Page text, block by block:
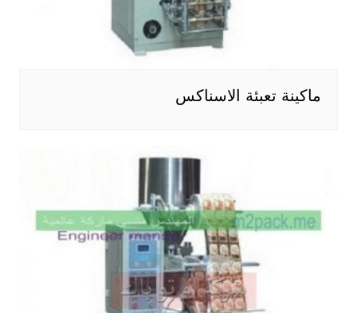
ماكينة تعبئة الاسناكس